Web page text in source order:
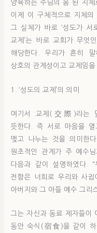
양육하는 주님의 몸 된 지체
이제 이 구체적으로 지체의
그 실체가 바로 ‘성도가 서
교제’는 바로 교회가 무엇
해당한다. 우리가 흔히
상호의 관계성이고 교제임을
1. ‘성도의 교제’의 의미
여기서 교제(交際)라는
뜻한다. 즉 서로 마음을
맺고 나누는 것을 의미한
원초적인 관계가 주 예수
다음과 같이 설명하였다.
전함은 너희로 우리와 사
아버지와 그 아들 예수 그리
그는 자신과 동료 제자들이
동안 숙식(宿食)을 같이 하